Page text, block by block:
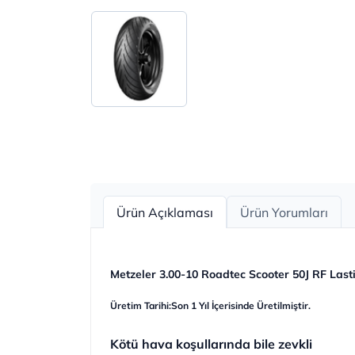
Ürün Açıklaması Ürün Yorumları
Metzeler 3.00-10 Roadtec Scooter 50J RF
Üretim Tarihi:Son 1 Yıl İçerisinde Üretilmiştir.
Kötü hava koşullarında bile zevkli